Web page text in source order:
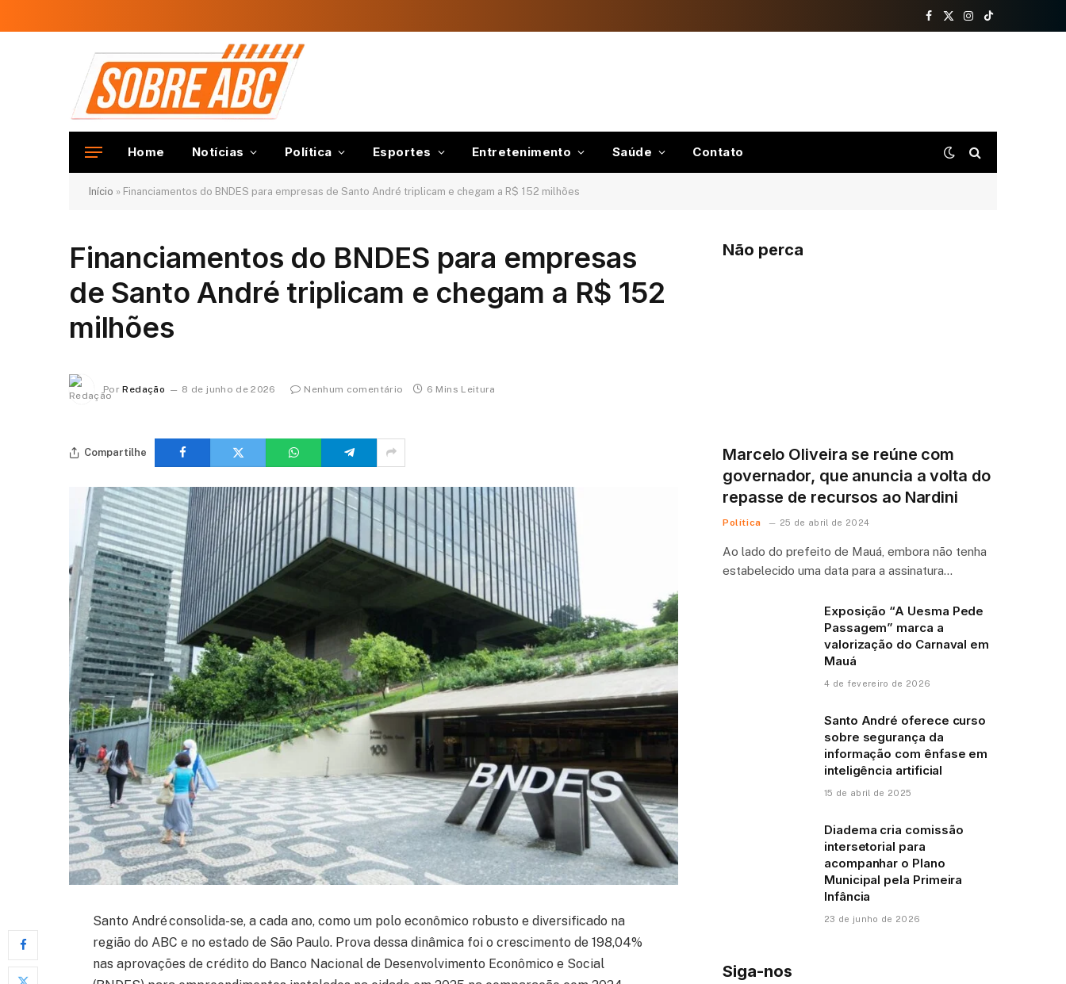
Facebook
X
Instagram
TikTok
Home Notícias Política Esportes Entretenimento Saúde Contato
Início » Financiamentos do BNDES para empresas de Santo André triplicam e chegam a R$ 152 milhões
Financiamentos do BNDES para empresas
de Santo André triplicam e chegam a R$ 152
milhões
Por Redação 8 de junho de 2026 Nenhum comentário 6 Mins Leitura
Compartilhe
Santo André consolida-se, a cada ano, como um polo econômico robusto e diversificado na
região do ABC e no estado de São Paulo. Prova dessa dinâmica foi o crescimento de 198,04%
nas aprovações de crédito do Banco Nacional de Desenvolvimento Econômico e Social
Não perca
Marcelo Oliveira se reúne com
governador, que anuncia a volta do
repasse de recursos ao Nardini
Política 25 de abril de 2024
Ao lado do prefeito de Mauá, embora não tenha
estabelecido uma data para a assinatura…
Exposição “A Uesma Pede
Passagem” marca a
valorização do Carnaval em
Mauá
4 de fevereiro de 2026
Santo André oferece curso
sobre segurança da
informação com ênfase em
inteligência artificial
15 de abril de 2025
Diadema cria comissão
intersetorial para
acompanhar o Plano
Municipal pela Primeira
Infância
23 de junho de 2026
Siga-nos